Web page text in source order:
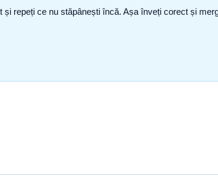
repeți ce nu stăpânești încă. Așa înveți corect și